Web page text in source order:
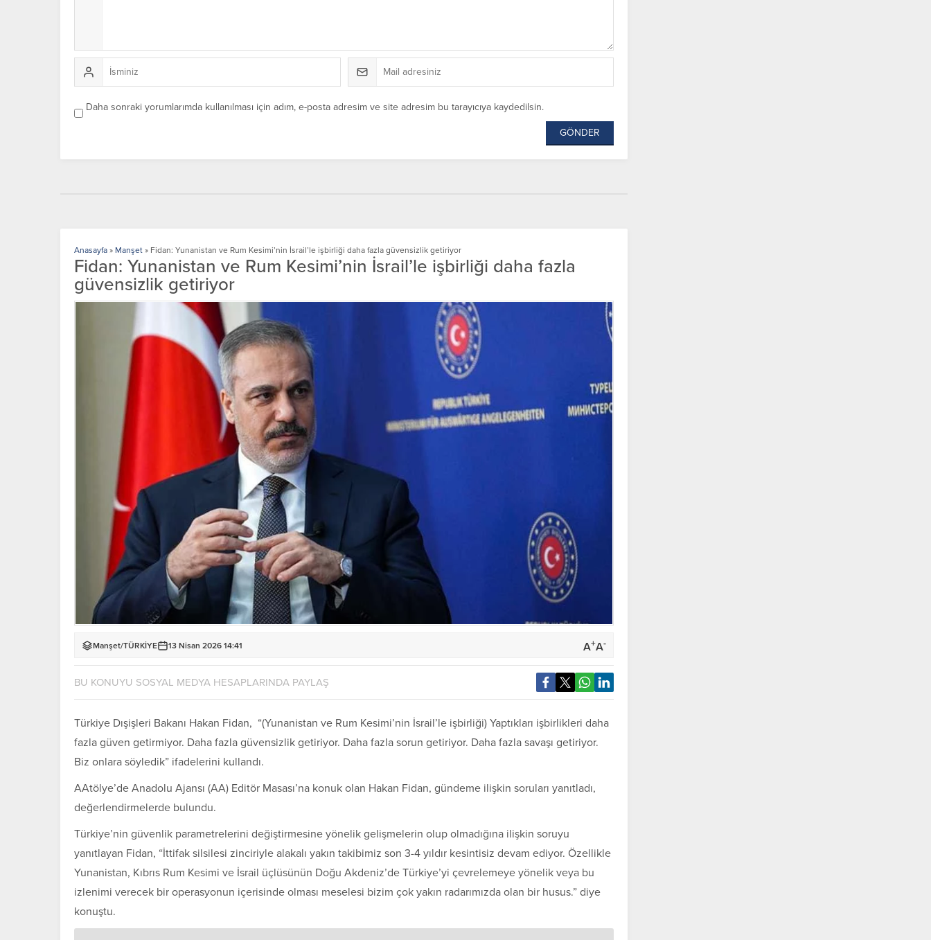
Daha sonraki yorumlarımda kullanılması için adım, e-posta adresim ve site adresim bu tarayıcıya kaydedilsin.
Anasayfa » Manşet » Fidan: Yunanistan ve Rum Kesimi’nin İsrail’le işbirliği daha fazla güvensizlik getiriyor
Fidan: Yunanistan ve Rum Kesimi’nin İsrail’le işbirliği daha fazla
güvensizlik getiriyor
Manşet/TÜRKİYE 13 Nisan 2026 14:41 A+A-
BU KONUYU SOSYAL MEDYA HESAPLARINDA PAYLAŞ
Türkiye Dışişleri Bakanı Hakan Fidan, “(Yunanistan ve Rum Kesimi’nin İsrail’le işbirliği) Yaptıkları işbirlikleri daha
fazla güven getirmiyor. Daha fazla güvensizlik getiriyor. Daha fazla sorun getiriyor. Daha fazla savaşı getiriyor.
Biz onlara söyledik” ifadelerini kullandı.
AAtölye’de Anadolu Ajansı (AA) Editör Masası’na konuk olan Hakan Fidan, gündeme ilişkin soruları yanıtladı,
değerlendirmelerde bulundu.
Türkiye’nin güvenlik parametrelerini değiştirmesine yönelik gelişmelerin olup olmadığına ilişkin soruyu
yanıtlayan Fidan, “İttifak silsilesi zinciriyle alakalı yakın takibimiz son 3-4 yıldır kesintisiz devam ediyor. Özellikle
Yunanistan, Kıbrıs Rum Kesimi ve İsrail üçlüsünün Doğu Akdeniz’de Türkiye’yi çevrelemeye yönelik veya bu
izlenimi verecek bir operasyonun içerisinde olması meselesi bizim çok yakın radarımızda olan bir husus.” diye
konuştu.